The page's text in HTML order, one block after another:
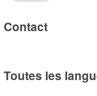
Contact
Toutes les